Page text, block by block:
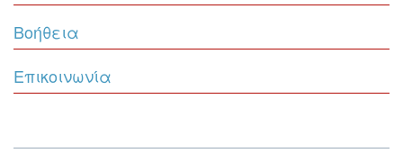
Βοήθεια
Επικοινωνία